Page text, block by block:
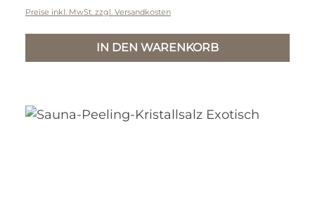
Preise inkl. MwSt. zzgl. Versandkosten
IN DEN WARENKORB